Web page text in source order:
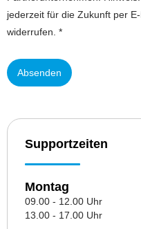
jederzeit für die Zukunft per
widerrufen. *
Supportzeiten
Montag
09.00 - 12.00 Uhr
13.00 - 17.00 Uhr